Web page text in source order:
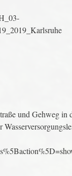
und Gehweg in